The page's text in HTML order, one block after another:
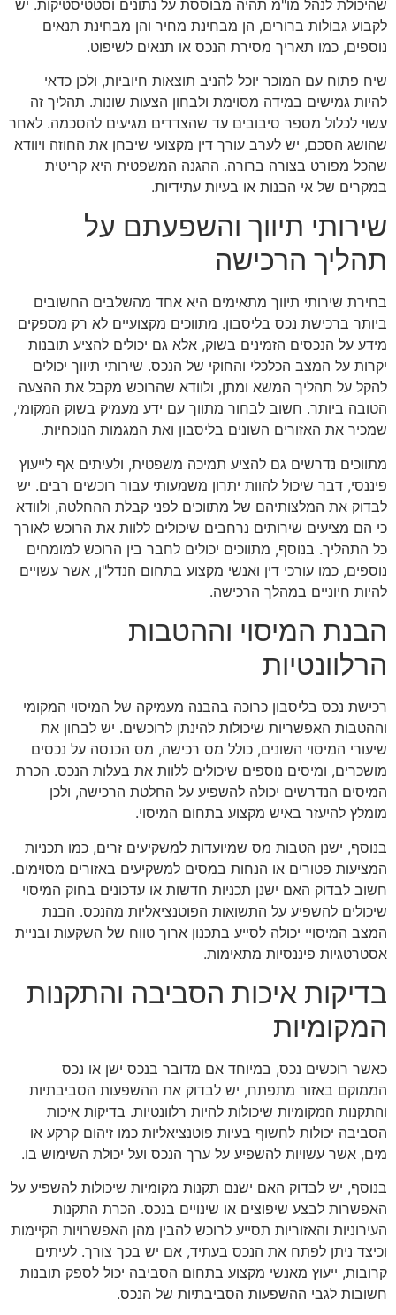
שהיכולת לנהל מו"מ תהיה מבוססת על נתונים וסטטיסטיקות. יש
לקבוע גבולות ברורים, הן מבחינת מחיר והן מבחינת תנאים
נוספים, כמו תאריך מסירת הנכס או תנאים לשיפוט.
שיח פתוח עם המוכר יוכל להניב תוצאות חיוביות, ולכן כדאי
להיות גמישים במידה מסוימת ולבחון הצעות שונות. תהליך זה
עשוי לכלול מספר סיבובים עד שהצדדים מגיעים להסכמה. לאחר
שהושג הסכם, יש לערב עורך דין מקצועי שיבחן את החוזה ויוודא
שהכל מפורט בצורה ברורה. ההגנה המשפטית היא קריטית
במקרים של אי הבנות או בעיות עתידיות.
שירותי תיווך והשפעתם על
תהליך הרכישה
בחירת שירותי תיווך מתאימים היא אחד מהשלבים החשובים
ביותר ברכישת נכס בליסבון. מתווכים מקצועיים לא רק מספקים
מידע על הנכסים הזמינים בשוק, אלא גם יכולים להציע תובנות
יקרות על המצב הכלכלי והחוקי של הנכס. שירותי תיווך יכולים
להקל על תהליך המשא ומתן, ולוודא שהרוכש מקבל את ההצעה
הטובה ביותר. חשוב לבחור מתווך עם ידע מעמיק בשוק המקומי,
שמכיר את האזורים השונים בליסבון ואת המגמות הנוכחיות.
מתווכים נדרשים גם להציע תמיכה משפטית, ולעיתים אף לייעוץ
פיננסי, דבר שיכול להוות יתרון משמעותי עבור רוכשים רבים. יש
לבדוק את המלצותיהם של מתווכים לפני קבלת ההחלטה, ולוודא
כי הם מציעים שירותים נרחבים שיכולים ללוות את הרוכש לאורך
כל התהליך. בנוסף, מתווכים יכולים לחבר בין הרוכש למומחים
נוספים, כמו עורכי דין ואנשי מקצוע בתחום הנדל"ן, אשר עשויים
להיות חיוניים במהלך הרכישה.
הבנת המיסוי וההטבות
הרלוונטיות
רכישת נכס בליסבון כרוכה בהבנה מעמיקה של המיסוי המקומי
וההטבות האפשריות שיכולות להינתן לרוכשים. יש לבחון את
שיעורי המיסוי השונים, כולל מס רכישה, מס הכנסה על נכסים
מושכרים, ומיסים נוספים שיכולים ללוות את בעלות הנכס. הכרת
המיסים הנדרשים יכולה להשפיע על החלטת הרכישה, ולכן
מומלץ להיעזר באיש מקצוע בתחום המיסוי.
בנוסף, ישנן הטבות מס שמיועדות למשקיעים זרים, כמו תכניות
המציעות פטורים או הנחות במסים למשקיעים באזורים מסוימים.
חשוב לבדוק האם ישנן תכניות חדשות או עדכונים בחוק המיסוי
שיכולים להשפיע על התשואות הפוטנציאליות מהנכס. הבנת
המצב המיסויי יכולה לסייע בתכנון ארוך טווח של השקעות ובניית
אסטרטגיות פיננסיות מתאימות.
בדיקות איכות הסביבה והתקנות
המקומיות
כאשר רוכשים נכס, במיוחד אם מדובר בנכס ישן או נכס
הממוקם באזור מתפתח, יש לבדוק את ההשפעות הסביבתיות
והתקנות המקומיות שיכולות להיות רלוונטיות. בדיקות איכות
הסביבה יכולות לחשוף בעיות פוטנציאליות כמו זיהום קרקע או
מים, אשר עשויות להשפיע על ערך הנכס ועל יכולת השימוש בו.
בנוסף, יש לבדוק האם ישנם תקנות מקומיות שיכולות להשפיע על
האפשרות לבצע שיפוצים או שינויים בנכס. הכרת התקנות
העירוניות והאזוריות תסייע לרוכש להבין מהן האפשרויות הקיימות
וכיצד ניתן לפתח את הנכס בעתיד, אם יש בכך צורך. לעיתים
קרובות, ייעוץ מאנשי מקצוע בתחום הסביבה יכול לספק תובנות
חשובות לגבי ההשפעות הסביבתיות של הנכס.